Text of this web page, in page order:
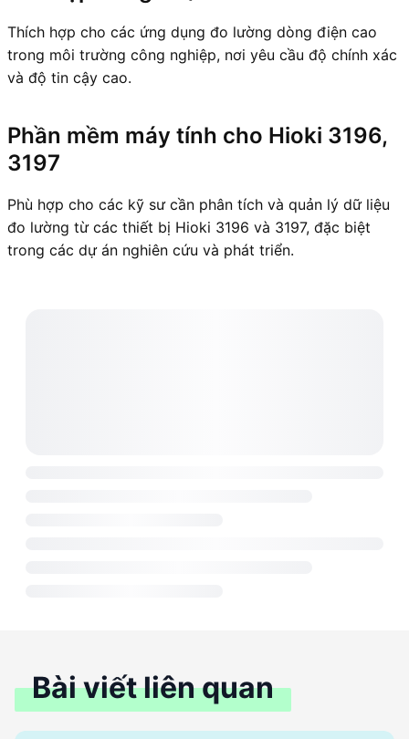
Thích hợp cho các ứng dụng đo lường dòng điện cao
trong môi trường công nghiệp, nơi yêu cầu độ chính xác
và độ tin cậy cao.
Phần mềm máy tính cho Hioki 3196,
3197
Phù hợp cho các kỹ sư cần phân tích và quản lý dữ liệu
đo lường từ các thiết bị Hioki 3196 và 3197, đặc biệt
trong các dự án nghiên cứu và phát triển.
Bài viết liên quan